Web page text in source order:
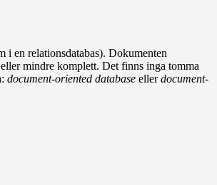
i en relationsdatabas). Dokumenten
mindre komplett. Det finns inga tomma
document-oriented database ellerdocument-